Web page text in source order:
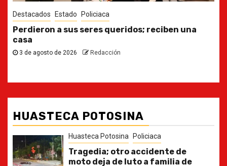
Destacados Estado
Ya casi, el quinto informe del Gobernador
30 de julio de 2026
HUASTECA POTOSINA
Huasteca Potosina Policiaca
Tragedia; otro accidente de
moto deja de luto a familia de